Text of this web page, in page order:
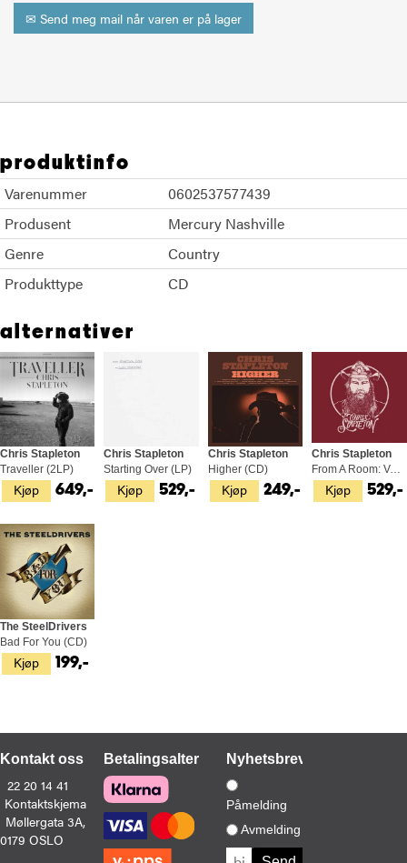
✉ Send meg mail når varen er på lager
produktinfo
Varenummer
0602537577439
Produsent
Mercury Nashville
Genre
Country
Produkttype
CD
alternativer
Kjøp
Chris Stapleton
Traveller (2LP)
649,- Kjøp
Chris Stapleton
Starting Over (LP)
529,- Kjøp
Chris Stapleton
Higher (CD)
249,- Kjøp
Chris Stapleton
From A Room: Volume 2 (LP)
529,-
Kjøp
The SteelDrivers
Bad For You (CD)
199,-
Kontakt oss
22 20 14 41
Kontaktskjema
Møllergata 3A,
0179 OSLO
BetalingsalternativerNyhetsbrev
Påmelding
Avmelding